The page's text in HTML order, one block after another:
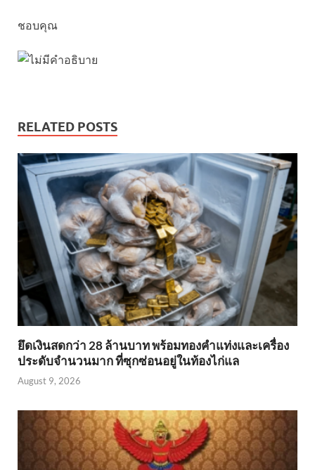
ชอบคุณ
RELATED POSTS
ยึดเงินสดกว่า 28 ล้านบาท พร้อมทองคำแท่งและเครื่อง
ประดับจำนวนมาก ที่ซุกซ่อนอยู่ในท้องไก่แล
August 9, 2026